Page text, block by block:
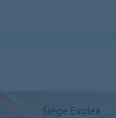
Siège Evoléa